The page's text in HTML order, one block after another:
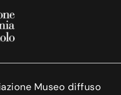
Museo diffuso